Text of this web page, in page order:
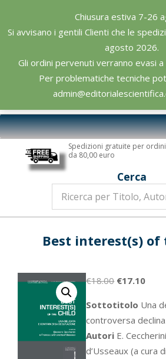
Chiusura estiva 7-26
Si avvisano i gentili Clienti che le
agosto 2026.
Gli ordini pervenuti verranno evasi
Per problematiche tecniche
content
Editoriale
Scientifica
Primary
Navigation
Spedizioni gratuite per
da 80,00 euro
Cerca
Best interest(s) of
€18.00 Il
originale
era:
€18.00.
€17.10Il
è:
Sottotitolo Una
controversa
Autori E.
d’Usseaux (a cura